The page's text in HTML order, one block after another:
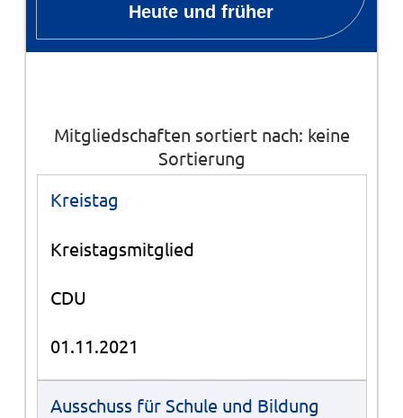
Heute und früher
Mitgliedschaften sortiert nach: keine
Sortierung
Kreistag
Kreistagsmitglied
CDU
01.11.2021
Ausschuss für Schule und Bildung